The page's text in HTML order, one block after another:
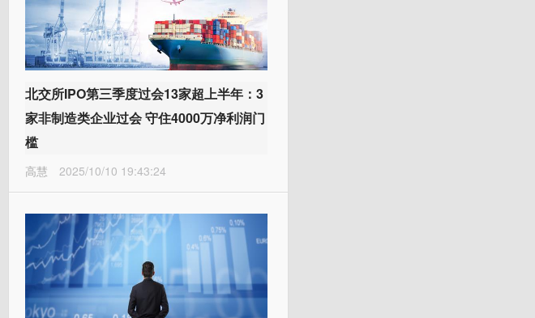
北交所IPO第三季度过会13家超上半年：3
家非制造类企业过会 守住4000万净利润门
槛
高慧 2025/10/10 19:43:24